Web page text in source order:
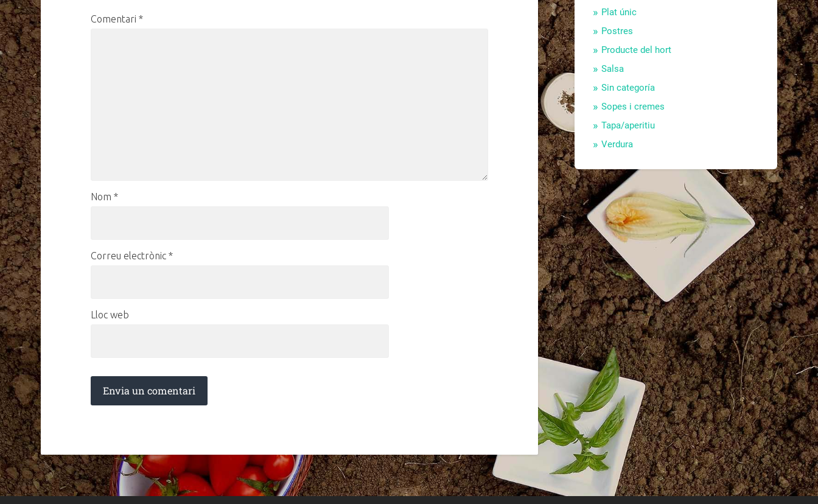
Comentari *
Nom *
Correu electrònic *
Lloc web
Plat únic
Postres
Producte del hort
Salsa
Sin categoría
Sopes i cremes
Tapa/aperitiu
Verdura